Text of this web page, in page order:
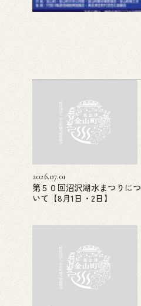
2026.07.01
第５０回沼沢湖水まつりにつ
いて【8月1日・2日】